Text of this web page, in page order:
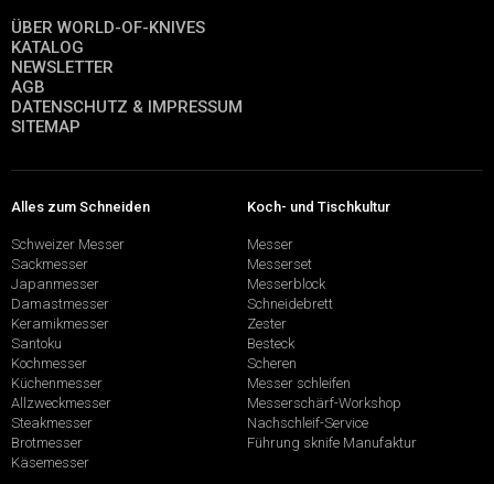
ÜBER WORLD-OF-KNIVES
KATALOG
NEWSLETTER
AGB
DATENSCHUTZ & IMPRESSUM
SITEMAP
Alles zum Schneiden
Schweizer Messer
Sackmesser
Japanmesser
Damastmesser
Keramikmesser
Santoku
Kochmesser
Küchenmesser
Allzweckmesser
Steakmesser
Brotmesser
Käsemesser
Koch- und Tischkultur
Messer
Messerset
Messerblock
Schneidebrett
Zester
Besteck
Scheren
Messer schleifen
Messerschärf-Workshop
Nachschleif-Service
Führung sknife Manufaktur